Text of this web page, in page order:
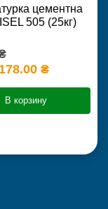
цементна
505 (25кг)
178.00 ₴
В корзину